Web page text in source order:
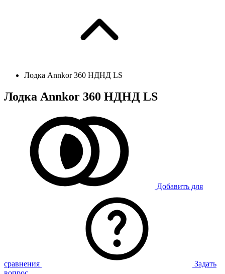
Лодка Annkor 360 НДНД LS
Лодка Annkor 360 НДНД LS
Добавить для
сравнения
Задать